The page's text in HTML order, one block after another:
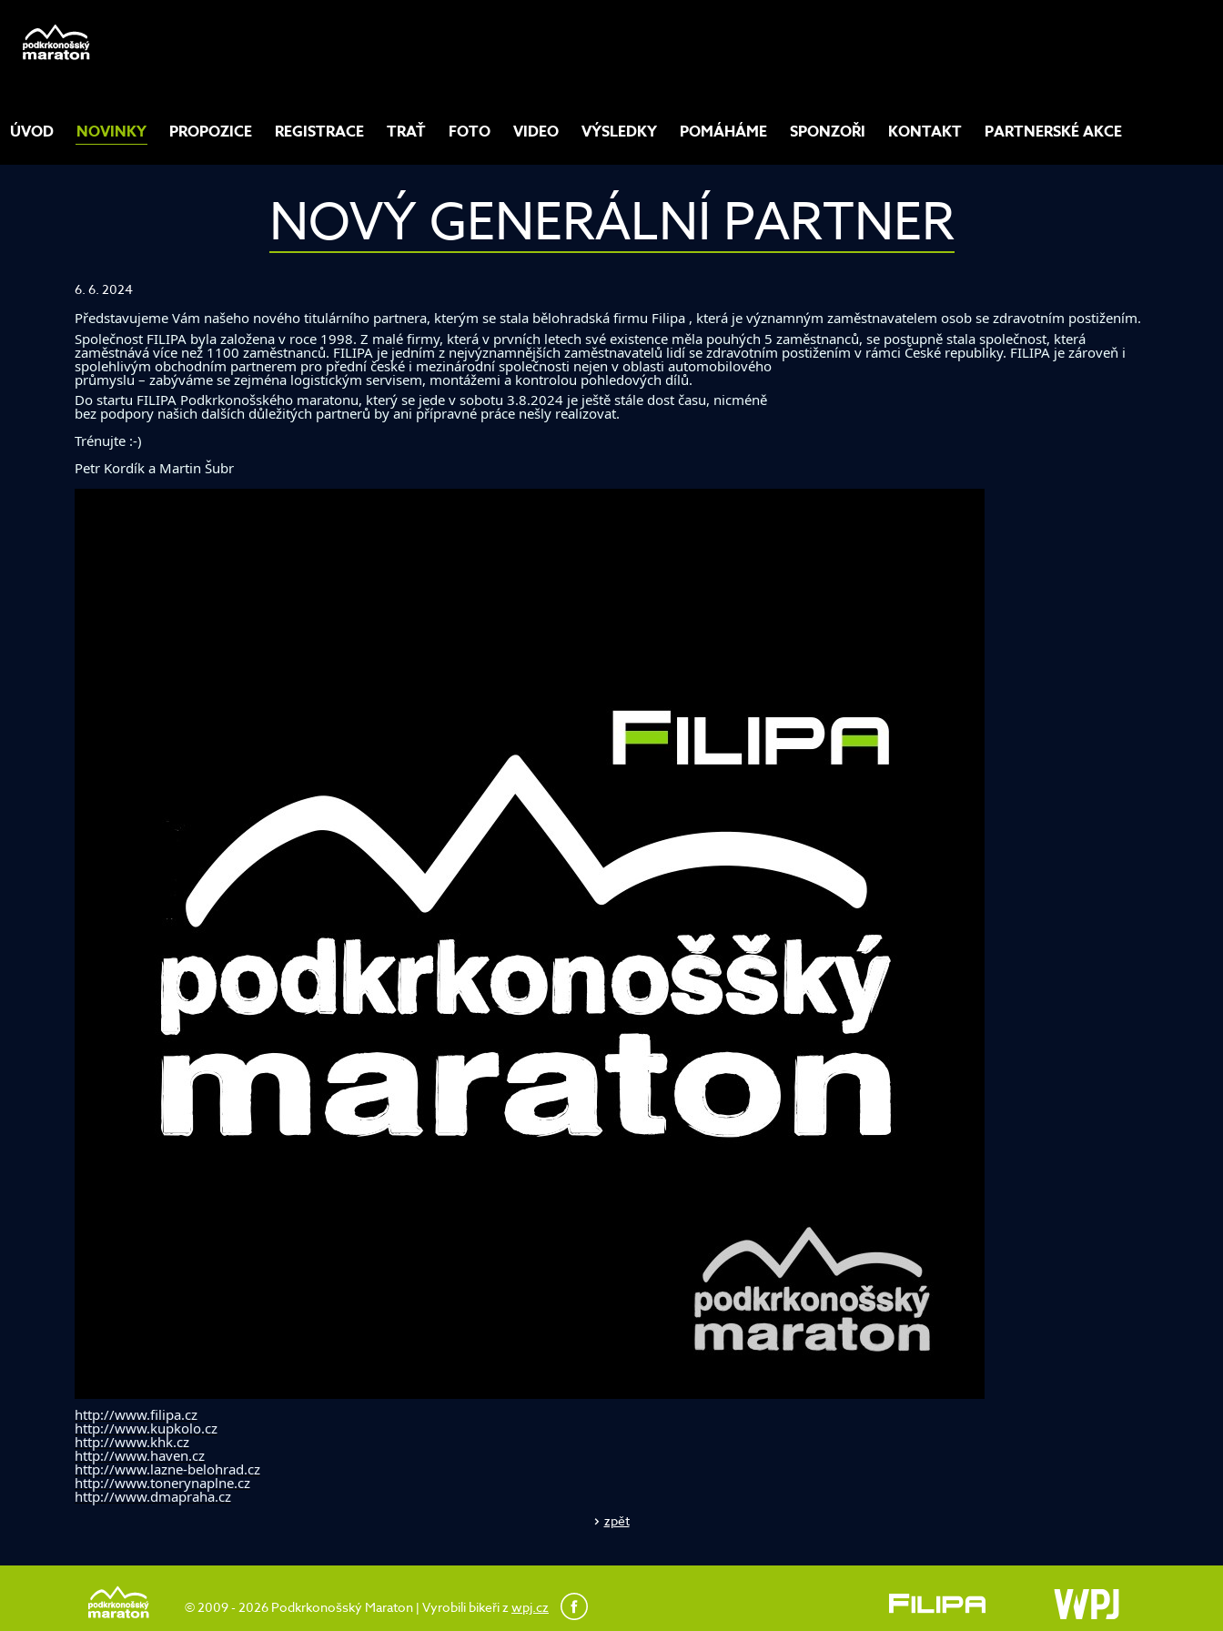
ÚVOD NOVINKY PROPOZICE REGISTRACE TRAŤ FOTO VIDEO VÝSLEDKY POMÁHÁME SPONZOŘI KONTAKT PARTNERSKÉ AKCE
NOVÝ GENERÁLNÍ PARTNER
6. 6. 2024
Představujeme Vám našeho nového titulárního partnera, kterým se stala bělohradská firmu Filipa , která je významným zaměstnavatelem osob se zdravotním postižením.
Společnost FILIPA byla založena v roce 1998. Z malé firmy, která v prvních letech své existence měla pouhých 5 zaměstnanců, se postupně stala společnost, která
zaměstnává více než 1100 zaměstnanců. FILIPA je jedním z nejvýznamnějších zaměstnavatelů lidí se zdravotním postižením v rámci České republiky. FILIPA je zároveň i
spolehlivým obchodním partnerem pro přední české i mezinárodní společnosti nejen v oblasti automobilového
průmyslu – zabýváme se zejména logistickým servisem, montážemi a kontrolou pohledových dílů.
Do startu FILIPA Podkrkonošského maratonu, který se jede v sobotu 3.8.2024 je ještě stále dost času, nicméně
bez podpory našich dalších důležitých partnerů by ani přípravné práce nešly realizovat.
Trénujte :-)
Petr Kordík a Martin Šubr
http://www.filipa.cz
http://www.kupkolo.cz
http://www.khk.cz
http://www.haven.cz
http://www.lazne-belohrad.cz
http://www.tonerynaplne.cz
http://www.dmapraha.cz
zpět
© 2009 - 2026 Podkrkonošský Maraton | Vyrobili bikeři z wpj.cz